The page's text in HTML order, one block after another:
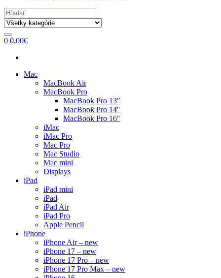
Search
for:
0 0,00€
Mac
MacBook Air
MacBook Pro
MacBook Pro 13″
MacBook Pro 14″
MacBook Pro 16″
iMac
iMac Pro
Mac Pro
Mac Studio
Mac mini
Displays
iPad
iPad mini
iPad
iPad Air
iPad Pro
Apple Pencil
iPhone
iPhone Air – new
iPhone 17 – new
iPhone 17 Pro – new
iPhone 17 Pro Max – new